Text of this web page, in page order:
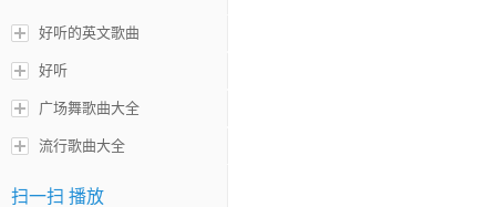
好听的英文歌曲
好听
广场舞歌曲大全
流行歌曲大全
扫一扫 播放